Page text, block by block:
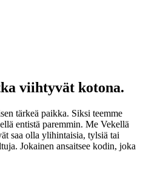
viihtyvät kotona.
tärkeä paikka. Siksi teemme
entistä paremmin. Me Vekellä
saa olla ylihintaisia, tylsiä tai
Jokainen ansaitsee kodin, joka